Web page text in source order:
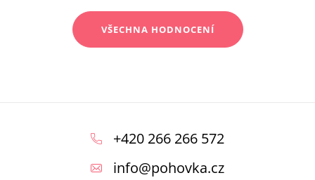
VŠECHNA HODNOCENÍ
+420 266 266 572
info@pohovka.cz